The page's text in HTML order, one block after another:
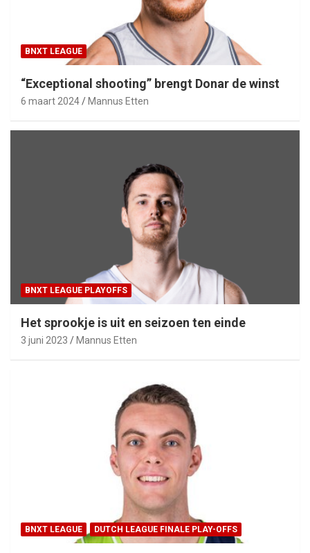
BNXT LEAGUE
“Exceptional shooting” brengt Donar de winst
6 maart 2024 Mannus Etten
BNXT LEAGUE PLAYOFFS
Het sprookje is uit en seizoen ten einde
3 juni 2023 Mannus Etten
BNXT LEAGUE DUTCH LEAGUE FINALE PLAY-OFFS